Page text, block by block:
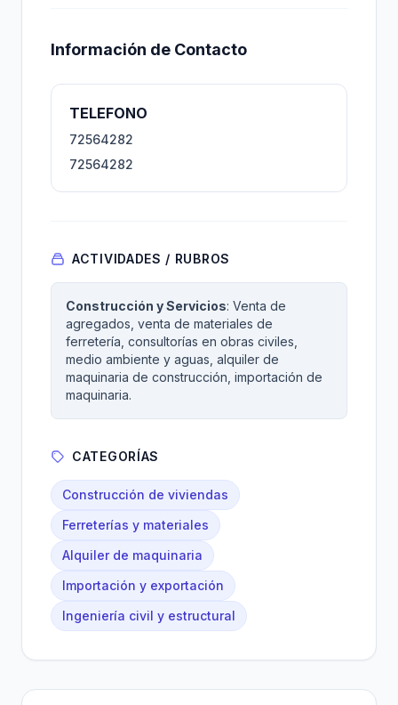
Información de Contacto
TELEFONO
72564282
72564282
ACTIVIDADES / RUBROS
Construcción y Servicios: Venta de
agregados, venta de materiales de
ferretería, consultorías en obras civiles,
medio ambiente y aguas, alquiler de
maquinaria de construcción, importación de
maquinaria.
CATEGORÍAS
Construcción de viviendas
Ferreterías y materiales
Alquiler de maquinaria
Importación y exportación
Ingeniería civil y estructural